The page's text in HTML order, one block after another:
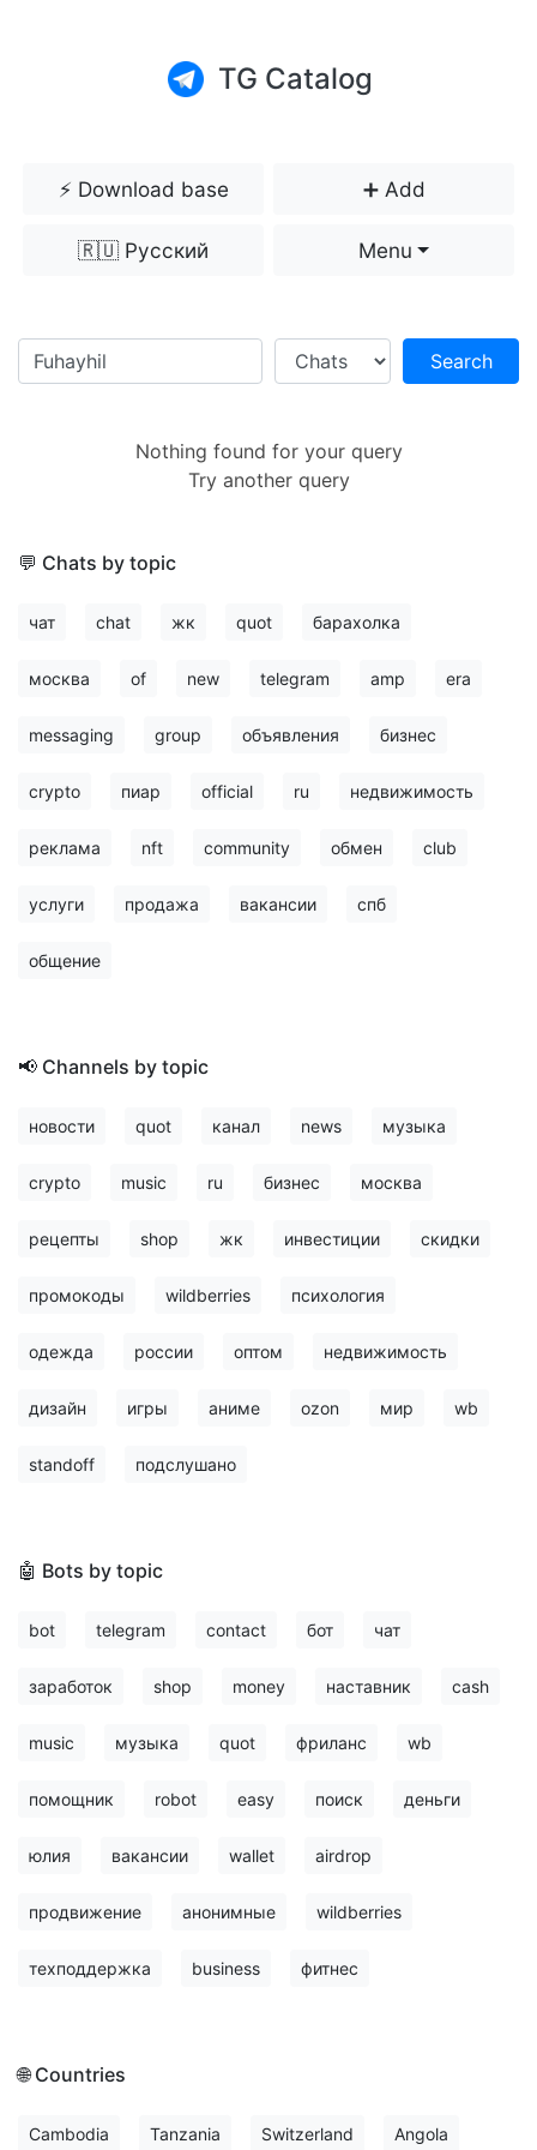
TG Catalog
⚡️ Download base ➕ Add
🇷🇺 Русский Menu
Search
Nothing found for your query
Try another query
💬 Chats by topic
чат chat жк quot барахолка
москва of new telegram amp era
messaging group объявления бизнес
crypto пиар official ru недвижимость
реклама nft community обмен club
услуги продажа вакансии спб
общение
📢 Channels by topic
новости quot канал news музыка
crypto music ru бизнес москва
рецепты shop жк инвестиции скидки
промокоды wildberries психология
одежда россии оптом недвижимость
дизайн игры аниме ozon мир wb
standoff подслушано
🤖 Bots by topic
bot telegram contact бот чат
заработок shop money наставник cash
music музыка quot фриланс wb
помощник robot easy поиск деньги
юлия вакансии wallet airdrop
продвижение анонимные wildberries
техподдержка business фитнес
🌐 Countries
Cambodia Tanzania Switzerland Angola